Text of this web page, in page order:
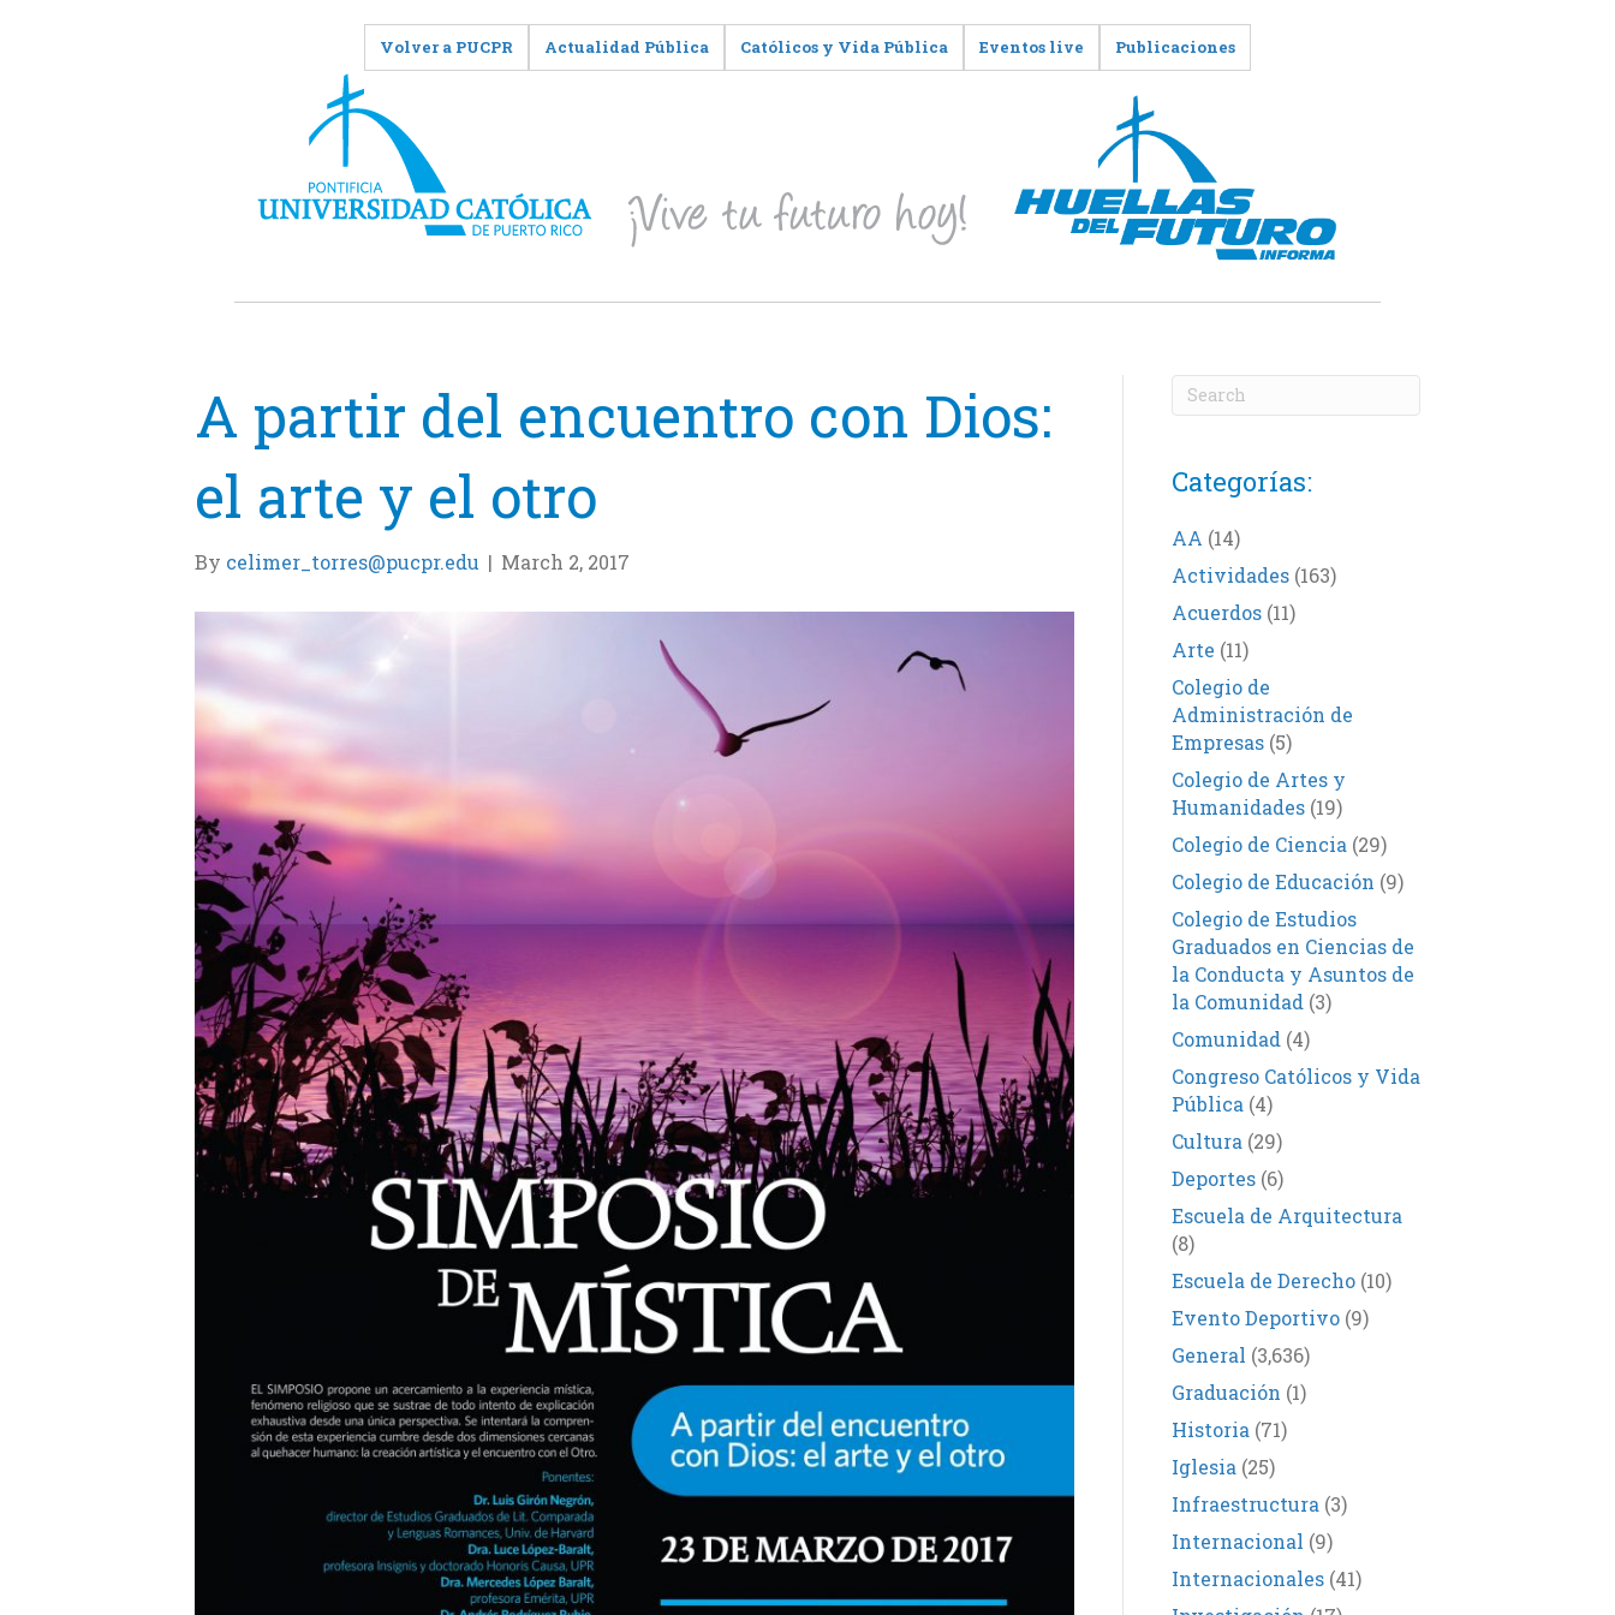
Volver a PUCPR Actualidad Pública Católicos y Vida Pública Eventos live Publicaciones
A partir del encuentro con Dios:
el arte y el otro
By celimer_torres@pucpr.edu | March 2, 2017
Categorías:
AA (14)
Actividades(163)
Acuerdos(11)
Arte (11)
Colegio de
Administración de
Empresas(5)
Colegio de Artes y
Humanidades(19)
Colegio de Ciencia (29)
Colegio de Educación (9)
Colegio de Estudios
Graduados en Ciencias de
la Conducta y Asuntos de
la Comunidad (3)
Comunidad (4)
Congreso Católicos y Vida
Pública (4)
Cultura (29)
Deportes(6)
Escuela de Arquitectura
(8)
Escuela de Derecho(10)
Evento Deportivo(9)
General (3,636)
Graduación (1)
Historia (71)
Iglesia (25)
Infraestructura (3)
Internacional (9)
Internacionales(41)